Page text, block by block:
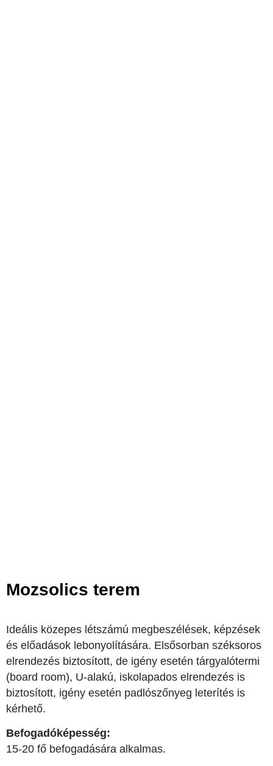
Mozsolics terem
Ideális közepes létszámú megbeszélések, képzések
és előadások lebonyolítására. Elsősorban széksoros
elrendezés biztosított, de igény esetén tárgyalótermi
(board room), U-alakú, iskolapados elrendezés is
biztosított, igény esetén padlószőnyeg leterítés is
kérhető.
Befogadóképesség:
15-20 fő befogadására alkalmas.